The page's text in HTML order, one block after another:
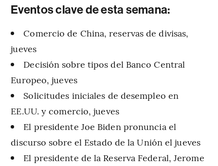
Eventos clave de esta semana:
Comercio de China, reservas de divisas,
jueves
Decisión sobre tipos del Banco Central
Europeo, jueves
Solicitudes iniciales de desempleo en
EE.UU. y comercio, jueves
El presidente Joe Biden pronuncia el
discurso sobre el Estado de la Unión el jueves
El presidente de la Reserva Federal, Jerome